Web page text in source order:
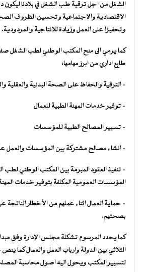
الشغل من اجل ترقية طب الشغل في بلادنا ليكون
الاقتصادية والاجتماعية وتحسين الظروف
وتحفيزا على العمل وزيادة للانتاجية والمردودية.
كما يرمي الى منح المكتب الوطني لطب الشغل
طابع اداري من ابرز مهامها:
– الترقية والحفاظ على الصحة البدنية والعقلية
– توفير خدمات المهنة الطبية للعمال
– تسيير المصالح الطبية للمؤسسات
– انشاء مصالح مشتركة بين المؤسسات والعمل
– تنفيذ العقود المبرمة بين المكتب الوطني لطب
المؤسسات العمومية المكلفة بتوفير خدمات
– حماية العمال اثناء عملهم من الأخطار
بصحتهم.
كما يحدد المرسوم تشكلة مجلس الإدارة وفق مبدا
الثلاثي بين الدولة وارباب العمل والعمال كما
لتسيير المكتب ويحول اليه اصول محاسبة